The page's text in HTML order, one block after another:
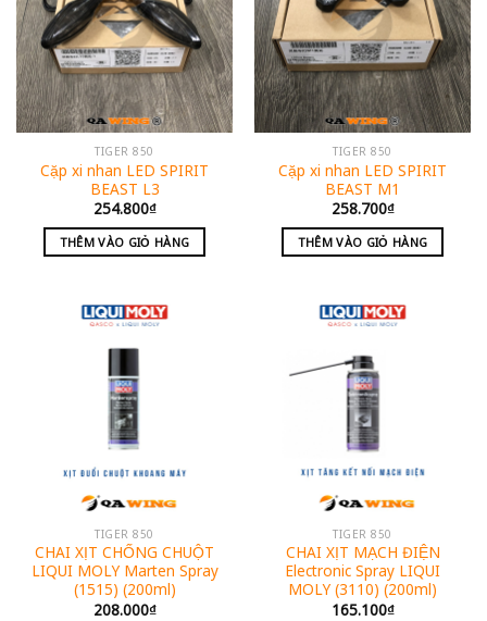
TIGER 850
Cặp xi nhan LED SPIRIT
BEAST L3
254.800₫
THÊM VÀO GIỎ HÀNG
TIGER 850
Cặp xi nhan LED SPIRIT
BEAST M1
258.700₫
THÊM VÀO GIỎ HÀNG
TIGER 850
CHAI XỊT CHỐNG CHUỘT
LIQUI MOLY Marten Spray
(1515) (200ml)
208.000₫
TIGER 850
CHAI XỊT MẠCH ĐIỆN
Electronic Spray LIQUI
MOLY (3110) (200ml)
165.100₫